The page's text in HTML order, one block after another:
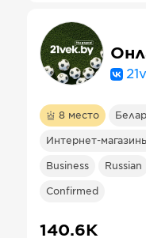
8 место
Интернет-
Business Russian
Confirmed
140.6К